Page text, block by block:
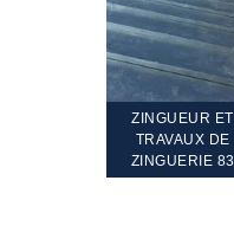
ZINGUEUR ET
TRAVAUX DE
ZINGUERIE 83